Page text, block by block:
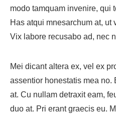
modo tamquam invenire, qui
Has atqui mnesarchum at, ut
Vix labore recusabo ad, nec
Mei dicant altera ex, vel ex
assentior honestatis mea no.
at. Cu nullam detraxit eam,
duo at. Pri erant graecis eu.